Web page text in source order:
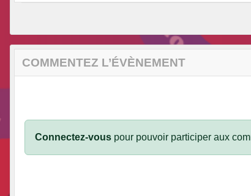
COMMENTEZ L’ÉVÈNEMENT
Connectez-vous pour pouvoir participer aux